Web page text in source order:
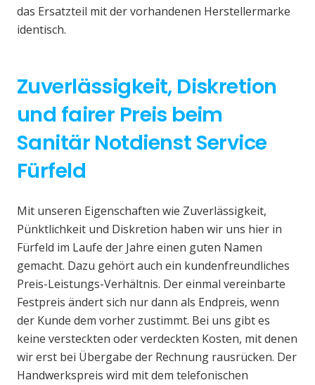
das Ersatzteil mit der vorhandenen Herstellermarke
identisch.
Zuverlässigkeit, Diskretion
und fairer Preis beim
Sanitär Notdienst Service
Fürfeld
Mit unseren Eigenschaften wie Zuverlässigkeit,
Pünktlichkeit und Diskretion haben wir uns hier in
Fürfeld im Laufe der Jahre einen guten Namen
gemacht. Dazu gehört auch ein kundenfreundliches
Preis-Leistungs-Verhältnis. Der einmal vereinbarte
Festpreis ändert sich nur dann als Endpreis, wenn
der Kunde dem vorher zustimmt. Bei uns gibt es
keine versteckten oder verdeckten Kosten, mit denen
wir erst bei Übergabe der Rechnung rausrücken. Der
Handwerkspreis wird mit dem telefonischen